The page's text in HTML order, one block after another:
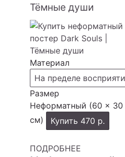
Тёмные души
Материал
На пределе
Размер
Неформатный (60 × 30
см)
Купить 470 р.
ПОДРОБНЕЕ